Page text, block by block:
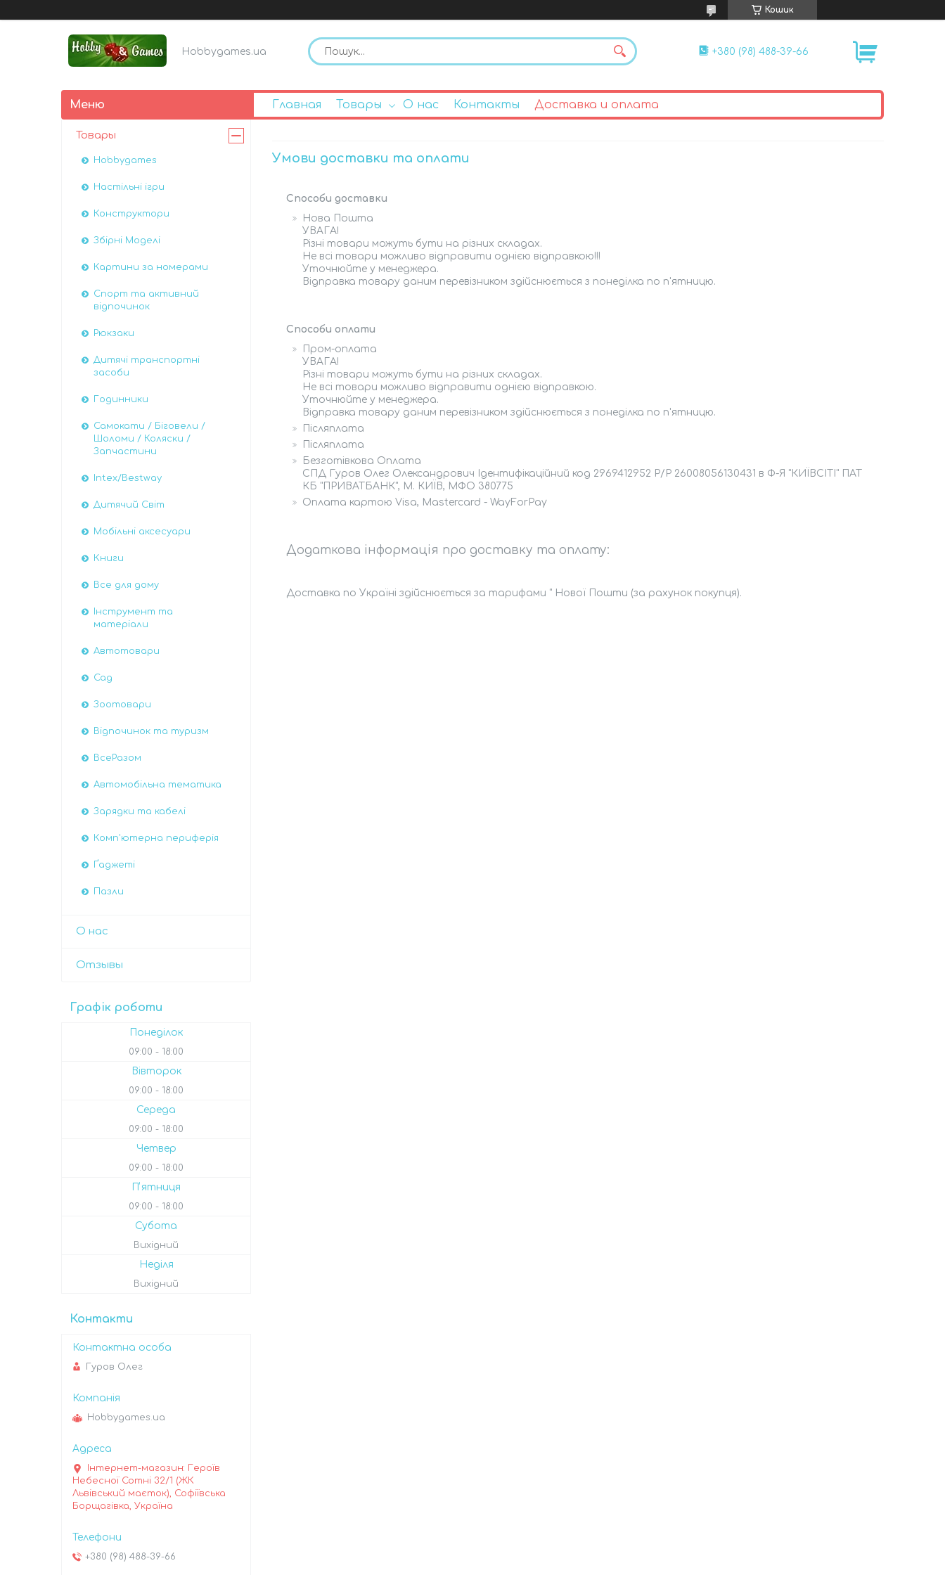
Кошик
Hobbygames.ua +380 (98) 488-39-66
Главная Товары О нас Контакты Доставка и оплата
Умови доставки та оплати
Способи доставки
Нова Пошта
УВАГА!
Різні товари можуть бути на різних складах.
Не всі товари можливо відправити однією відправкою!!!
Уточнюйте у менеджера.
Відправка товару даним перевізником здійснюється з понеділка по п'ятницю.
Способи оплати
Пром-оплата
УВАГА!
Різні товари можуть бути на різних складах.
Не всі товари можливо відправити однією відправкою.
Уточнюйте у менеджера.
Відправка товару даним перевізником здійснюється з понеділка по п'ятницю.
Післяплата
Післяплата
Безготівкова Оплата
СПД Гуров Олег Олександрович Ідентифікаційний код 2969412952 Р/Р 26008056130431 в Ф-Я "КИЇВСІТІ" ПАТ
КБ "ПРИВАТБАНК", М. КИЇВ, МФО 380775
Оплата картою Visa, Mastercard - WayForPay
Доставка по Україні здійснюється за тарифами " Нової Пошти (за рахунок покупця).
Товары
Hobbygames
Настільні ігри
Конструктори
Збірні Моделі
Картини за номерами
Спорт та активний
відпочинок
Рюкзаки
Дитячі транспортні
засоби
Годинники
Самокати / Біговели /
Шоломи / Коляски /
Запчастини
Intex/Bestway
Дитячий Світ
Мобільні аксесуари
Книги
Все для дому
Інструмент та
матеріали
Автотовари
Сад
Зоотовари
Відпочинок та туризм
ВсеРазом
Автомобiльна тематика
Зарядки та кабелі
Комп'ютерна периферія
Ґаджеті
Пазли
О нас
Отзывы
Графік роботи
Понеділок
09:00 18:00
Вівторок
09:00 18:00
Середа
09:00 18:00
Четвер
09:00 18:00
Пʼятниця
09:00 18:00
Субота
Вихідний
Неділя
Вихідний
Контакти
Гуров Олег
Hobbygames.ua
Інтернет-магазин: Героїв
Небесної Сотні 32/1 (ЖК
Львівський маєток), Софіївська
Борщагівка, Україна
+380 (98) 488-39-66